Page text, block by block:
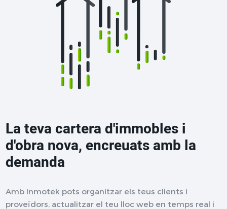
La teva cartera d'immobles i
d'obra nova, encreuats amb la
demanda
Amb Inmotek pots organitzar els teus clients i
proveïdors, actualitzar el teu lloc web en temps real i